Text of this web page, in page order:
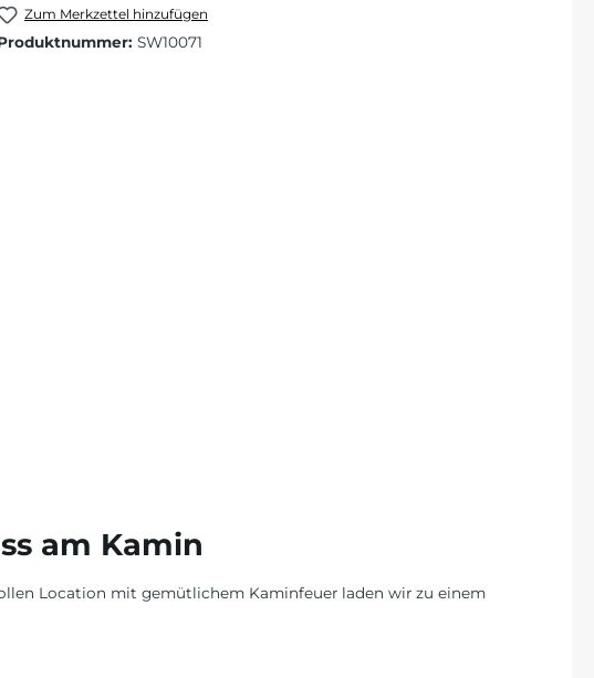
Zum Merkzettel hinzufügen
SW10071
am Kamin
Location mit gemütlichem Kaminfeuer laden wir zu einem